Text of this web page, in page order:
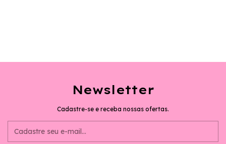
Newsletter
Cadastre-se e receba nossas ofertas.